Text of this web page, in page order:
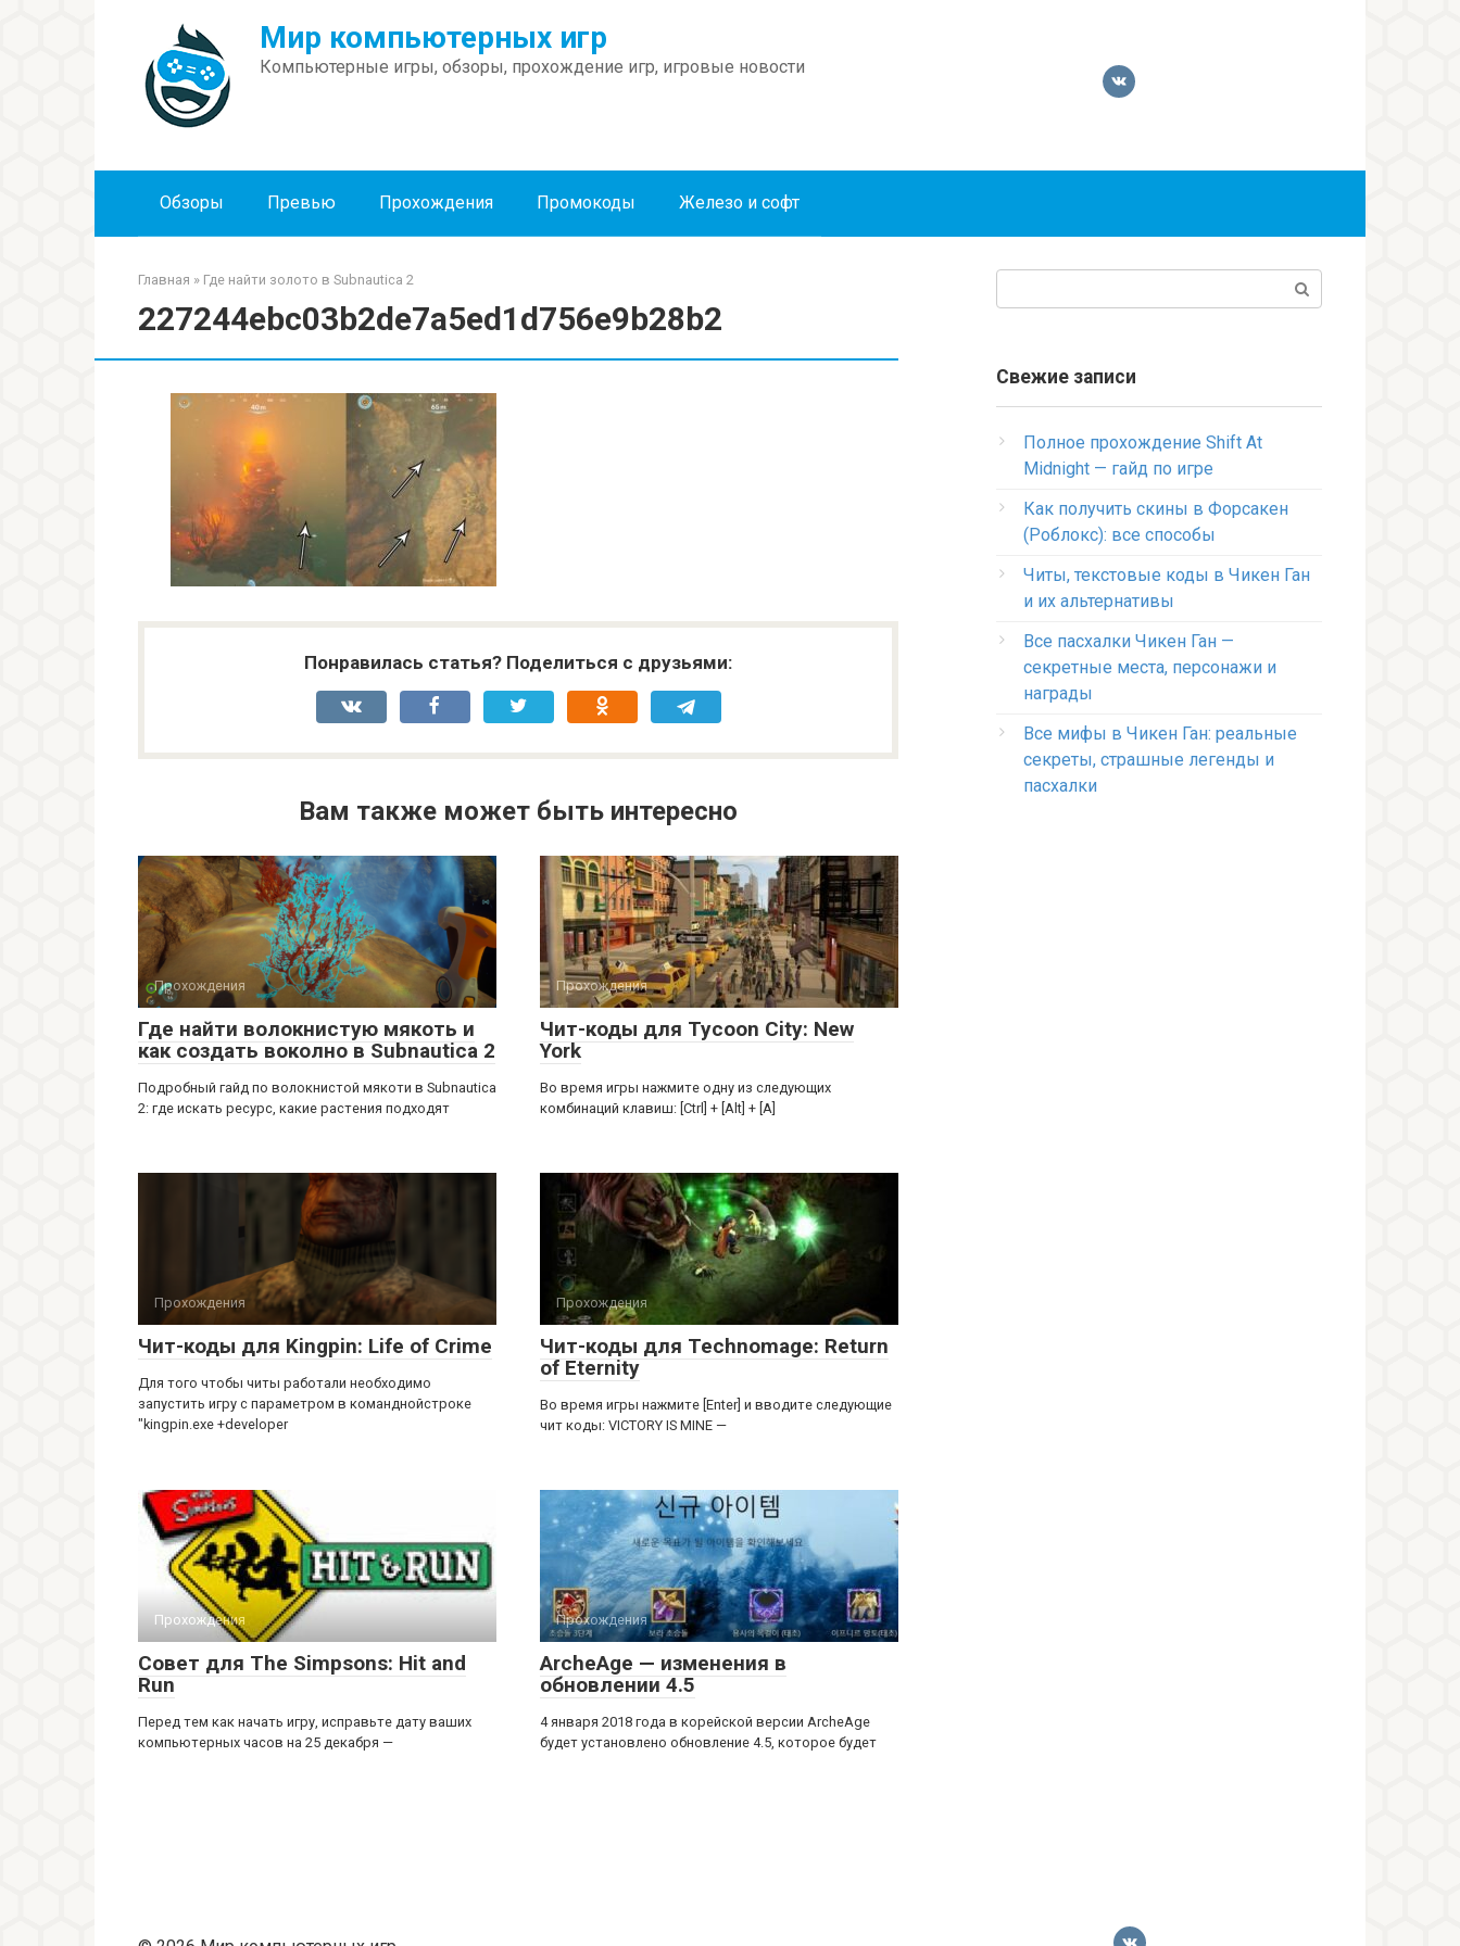
Мир компьютерных игр
Компьютерные игры, обзоры, прохождение игр, игровые новости
Обзоры Превью Прохождения Промокоды Железо и софт
Главная » Где найти золото в Subnautica 2
227244ebc03b2de7a5ed1d756e9b28b2
Понравилась статья? Поделиться с друзьями:
Вам также может быть интересно
Прохождения
Где найти волокнистую мякоть и
как создать воколно в Subnautica 2
Подробный гайд по волокнистой мякоти в Subnautica
2: где искать ресурс, какие растения подходят
Прохождения
Чит-коды для Tycoon City: New
York
Во время игры нажмите одну из следующих
комбинаций клавиш: [Ctrl] + [Alt] + [A]
Прохождения
Чит-коды для Kingpin: Life of Crime
Для того чтобы читы работали необходимо
запустить игру с параметром в команднойстроке
"kingpin.exe +developer
Прохождения
Чит-коды для Technomage: Return
of Eternity
Во время игры нажмите [Enter] и вводите следующие
чит коды: VICTORY IS MINE —
Прохождения
Совет для The Simpsons: Hit and
Run
Перед тем как начать игру, исправьте дату ваших
компьютерных часов на 25 декабря —
Прохождения
ArcheAge — изменения в
обновлении 4.5
4 января 2018 года в корейской версии ArcheAge
будет установлено обновление 4.5, которое будет
Свежие записи
Полное прохождение Shift At
Midnight — гайд по игре
Как получить скины в Форсакен
(Роблокс): все способы
Читы, текстовые коды в Чикен Ган
и их альтернативы
Все пасхалки Чикен Ган —
секретные места, персонажи и
награды
Все мифы в Чикен Ган: реальные
секреты, страшные легенды и
пасхалки